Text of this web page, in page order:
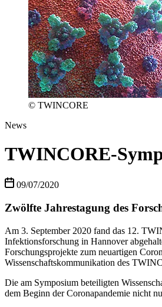
© TWINCORE
News
TWINCORE-
09/07/2020
Zwölfte Jahrestagung des
Am 3. September 2020 fand das 12.
Infektionsforschung in Hannover
Forschungsprojekte zum neuartigen
Wissenschaftskommunikation des
Die am Symposium beteiligten
dem Beginn der Coronapandemie nicht